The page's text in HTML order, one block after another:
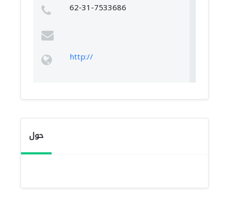
62-31-7533686
http://
حول